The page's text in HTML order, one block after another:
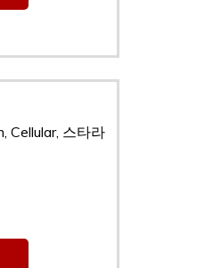
Cellular, 스타라